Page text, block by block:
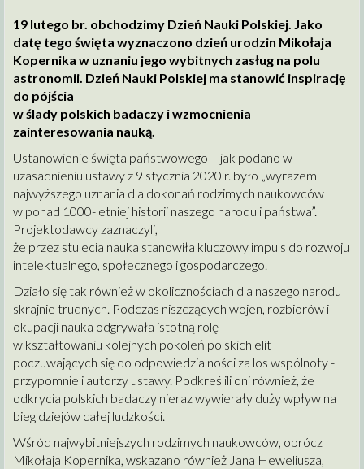
19 lutego br. obchodzimy Dzień Nauki Polskiej. Jako
datę tego święta wyznaczono dzień urodzin Mikołaja
Kopernika w uznaniu jego wybitnych zasług na polu
astronomii. Dzień Nauki Polskiej ma stanowić inspirację
do pójścia
w ślady polskich badaczy i wzmocnienia
zainteresowania nauką.
Ustanowienie święta państwowego – jak podano w
uzasadnieniu ustawy z 9 stycznia 2020 r. było „wyrazem
najwyższego uznania dla dokonań rodzimych naukowców
w ponad 1000-letniej historii naszego narodu i państwa”.
Projektodawcy zaznaczyli,
że przez stulecia nauka stanowiła kluczowy impuls do rozwoju
intelektualnego, społecznego i gospodarczego.
Działo się tak również w okolicznościach dla naszego narodu
skrajnie trudnych. Podczas niszczących wojen, rozbiorów i
okupacji nauka odgrywała istotną rolę
w kształtowaniu kolejnych pokoleń polskich elit
poczuwających się do odpowiedzialności za los wspólnoty -
przypomnieli autorzy ustawy. Podkreślili oni również, że
odkrycia polskich badaczy nieraz wywierały duży wpływ na
bieg dziejów całej ludzkości.
Wśród najwybitniejszych rodzimych naukowców, oprócz
Mikołaja Kopernika, wskazano również Jana Heweliusza,